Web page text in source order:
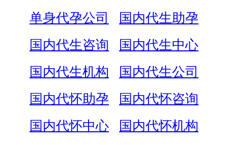
单身代孕公司
国内代生助孕
国内代生咨询
国内代生中心
国内代生机构
国内代生公司
国内代怀助孕
国内代怀咨询
国内代怀中心
国内代怀机构